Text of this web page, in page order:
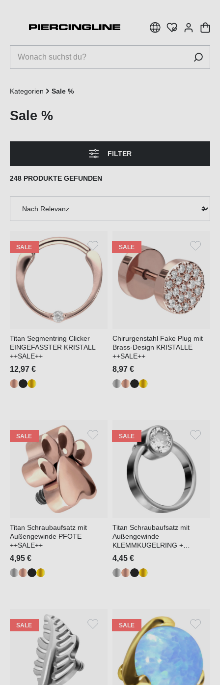
Kategorien Sale %
Sale %
FILTER
248 PRODUKTE GEFUNDEN
SALE
Titan Segmentring Clicker
EINGEFASSTER KRISTALL
++SALE++
12,97 €
SALE
Chirurgenstahl Fake Plug mit
Brass-Design KRISTALLE
++SALE++
8,97 €
SALE
Titan Schraubaufsatz mit
Außengewinde PFOTE
++SALE++
4,95 €
SALE
Titan Schraubaufsatz mit
Außengewinde
KLEMMKUGELRING +
KRISTALL ++SALE++
4,45 €
SALE SALE